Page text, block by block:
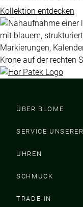
Kollektion entdecken
ÜBER BLOME
SERVICE
UHREN
SCHMUCK
TRADE-IN